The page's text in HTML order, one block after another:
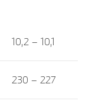
10,2 – 10,1
230 – 227